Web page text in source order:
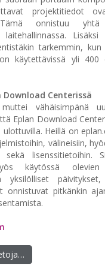
projektitiedot
Tämä onnistuu
laitehallinnassa. Lisäksi
tarkemmin, kun
käytettävissä yli 400
Download Centerissä
muttei vähäisimpänä
Eplan Download
ulottuvilla. Heillä on
välineisiin,
sekä lisenssitietoihin.
käytössä olevien
yksilölliset
onnistuvat pitkänkin